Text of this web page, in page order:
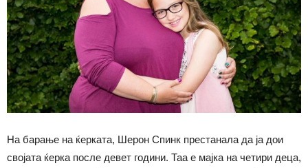
На барање на ќерката, Шерон Спинк престанала да ја дои
својата ќерка после девет години. Таа е мајка на четири деца,